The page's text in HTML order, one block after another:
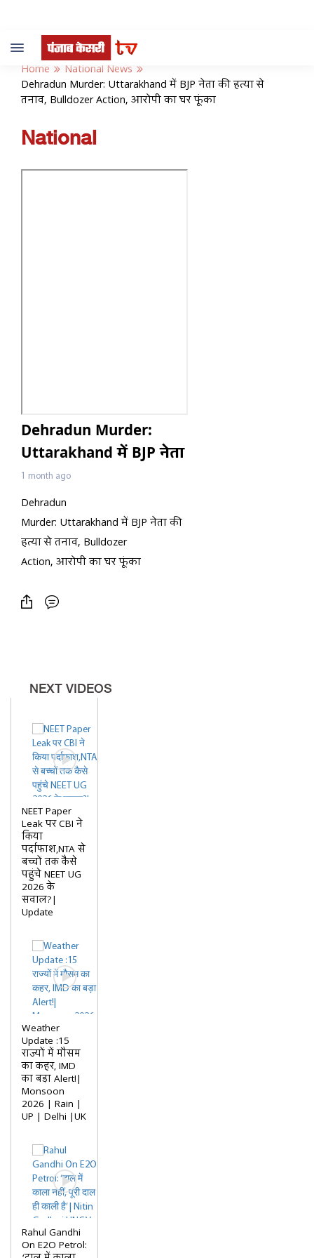
Toggle
navigation
Home
National News
Dehradun Murder: Uttarakhand में BJP नेता की हत्या से
तनाव, Bulldozer Action, आरोपी का घर फूंका
National
Dehradun Murder:
Uttarakhand में BJP नेता
की हत्या से तनाव,
Bulldozer Action,
आरोपी का घर फूंका
1 month ago
Dehradun
Murder: Uttarakhand में BJP नेता की
हत्या से तनाव, Bulldozer
Action, आरोपी का घर फूंका
NEXT VIDEOS
NEET Paper
Leak पर CBI ने
किया
पर्दाफाश,NTA से
बच्चों तक कैसे
पहुंचे NEET UG
2026 के
सवाल?|
Update
Weather
Update :15
राज्यों में मौसम
का कहर, IMD
का बड़ा Alert!|
Monsoon
2026 | Rain |
UP | Delhi |UK
Rahul Gandhi
On E2O Petrol: